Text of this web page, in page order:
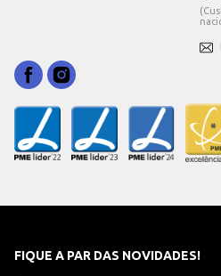
FIQUE A PAR DAS NOVIDADES!